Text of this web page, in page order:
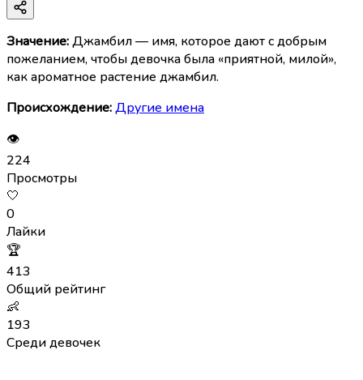
Значение:Джамбил — имя, которое дают с добрым
пожеланием, чтобы девочка была «приятной, милой»,
как ароматное растение джамбил.
Происхождение:Другие имена
👁
224
Просмотры
🤍
0
Лайки
🏆
413
Общий рейтинг
👶
193
Среди девочек